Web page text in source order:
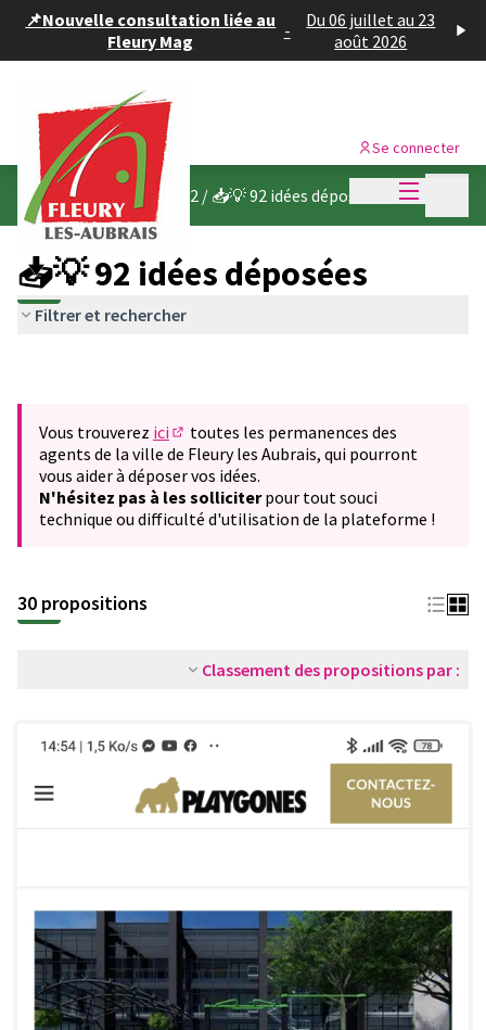
📌Nouvelle consultation liée au
Fleury Mag
-
Du 06 juillet au 23
août 2026
Menu
Se connecter
Budget participatif 2022 / 📥💡 92 idées déposées
📥💡 92 idées déposées
Filtrer et rechercher
Vous trouverez ici
(S'ouvre dans un nouvel onglet)
toutes les permanences des
agents de la ville de Fleury les Aubrais, qui pourront
vous aider à déposer vos idées.
N'hésitez pas à les solliciterpour tout souci
technique ou difficulté d'utilisation de la plateforme !
30 propositions
Classement des propositions par :
Panneau de gestion des cookies